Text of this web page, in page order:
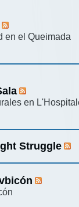
en el Queimada
en
Struggle